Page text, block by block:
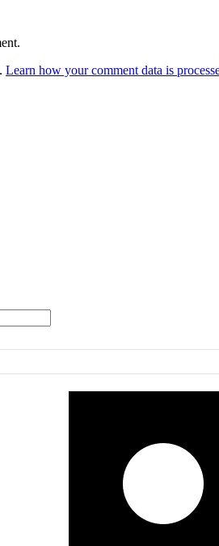
Learn how your comment data is